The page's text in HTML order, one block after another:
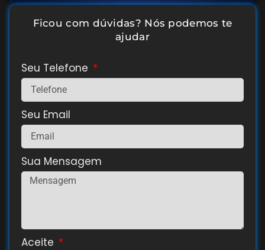
Ficou com dúvidas? Nós podemos te
ajudar
Seu Telefone
Seu Email
Sua Mensagem
Aceite